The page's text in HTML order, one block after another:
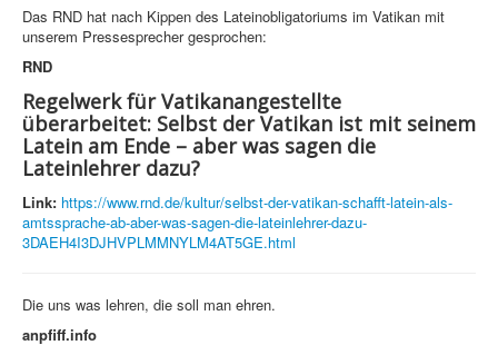
Das RND hat nach Kippen des Lateinobligatoriums im Vatikan mit
unserem Pressesprecher gesprochen:
RND
Regelwerk für Vatikanangestellte
überarbeitet: Selbst der Vatikan ist mit seinem
Latein am Ende – aber was sagen die
Lateinlehrer dazu?
Link: https://www.rnd.de/kultur/selbst-der-vatikan-schafft-latein-als-
amtssprache-ab-aber-was-sagen-die-lateinlehrer-dazu-
3DAEH4I3DJHVPLMMNYLM4AT5GE.html
Die uns was lehren, die soll man ehren.
anpfiff.info